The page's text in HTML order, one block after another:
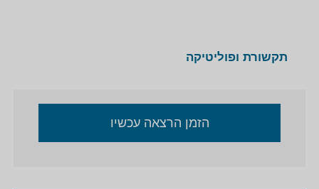
תקשורת ופוליטיקה
הזמן הרצאה עכשיו